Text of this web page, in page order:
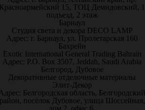
15, ТОЦ Демидовский, 1
подъезд, 2 этаж
Барнаул
Студия света и декора DECO LAMP
Адрес: г. Барнаул, ул. Пролетарская 160
Бахрейн
Exotic International General Trading Bahrain
Адрес: P.O. Box 3507, Jeddah, Saudi Arabia
Белгород, Дубовое
Декоративные отделочные материалы
Элит-Декор
Белгородская область, Белгородский
посёлок Дубовое, улица Шоссейная,
дом 2, офис 6.